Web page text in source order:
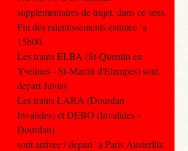
supplementaires de trajet, dans ce sens.
Fin des ralentissements estimee `a
15h00.
Les trains ELBA (St-Quentin en
Yvelines - St-Martin d'Etampes) sont
depart Juvisy.
Les trains LARA (Dourdan -
Invalides) et DEBO (Invalides -
Dourdan)
sont arrivee / depart `a Paris Austerlitz